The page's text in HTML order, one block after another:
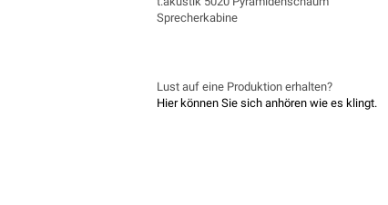
Sprecherkabine
Lust auf eine Produktion erhalten?
Hier können Sie sich anhören wie es klingt.